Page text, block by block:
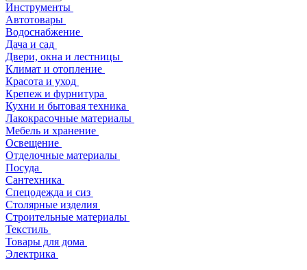
Инструменты
Автотовары
Водоснабжение
Дача и сад
Двери, окна и лестницы
Климат и отопление
Красота и уход
Крепеж и фурнитура
Кухни и бытовая техника
Лакокрасочные материалы
Мебель и хранение
Освещение
Отделочные материалы
Посуда
Сантехника
Спецодежда и сиз
Столярные изделия
Строительные материалы
Текстиль
Товары для дома
Электрика